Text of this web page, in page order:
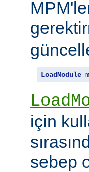
LoadModule
için
sebep